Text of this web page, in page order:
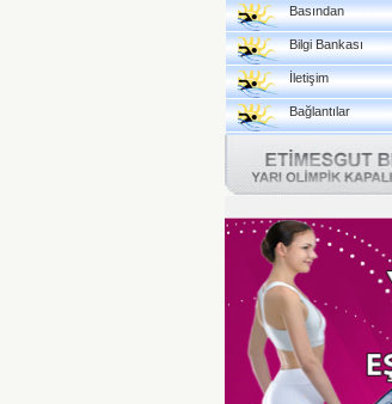
Basından
Bilgi Bankası
İletişim
Bağlantılar